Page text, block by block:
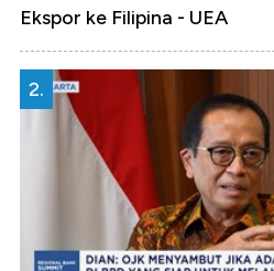
Ekspor ke Filipina - UEA
2.